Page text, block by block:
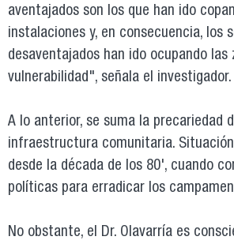
aventajados son los que han ido
instalaciones y, en consecuencia, los
desaventajados han ido ocupando las
vulnerabilidad", señala el investigador.
A lo anterior, se suma la precariedad
infraestructura comunitaria.
desde la década de los 80', cuando
políticas para erradicar los
No obstante, el Dr. Olavarría es